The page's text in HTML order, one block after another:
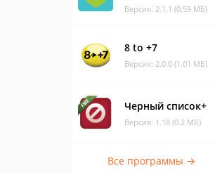
Версия: 2.1.1 (0.59 МБ)
8 to +7
Версия: 2.0.0 (1.01 МБ)
Черный список+
Версия: 1.18 (0.2 МБ)
Все программы →